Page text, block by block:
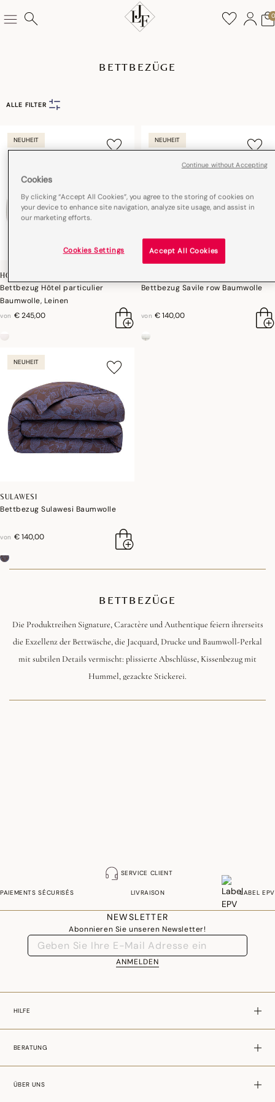
0
BETTBEZÜGE
ALLE FILTER
NEUHEIT
HÔTEL PARTICULIER
Bettbezug Hôtel particulier
Baumwolle, Leinen
von € 245,00
NEUHEIT
Bettbezug Savile row Baumwolle
von € 140,00
NEUHEIT
SULAWESI
Bettbezug Sulawesi Baumwolle
von € 140,00
BETTBEZÜGE
Die Produktreihen Signature, Caractère und Authentique feiern ihrerseits
die Exzellenz der Bettwäsche, die Jacquard, Drucke und Baumwoll-Perkal
mit subtilen Details vermischt: plissierte Abschlüsse, Kissenbezug mit
Hummel, gezackte Stickerei.
SERVICE CLIENT
PAIEMENTS SÉCURISÉS LIVRAISON LABEL EPV
NEWSLETTER
Abonnieren Sie unseren Newsletter!
ANMELDEN
HILFE
BERATUNG
ÜBER UNS
Cookies
By clicking “Accept All Cookies”, you agree to the storing of cookies on
your device to enhance site navigation, analyze site usage, and assist in
our marketing efforts.
Accept All Cookies
Cookies Settings
Continue without Accepting